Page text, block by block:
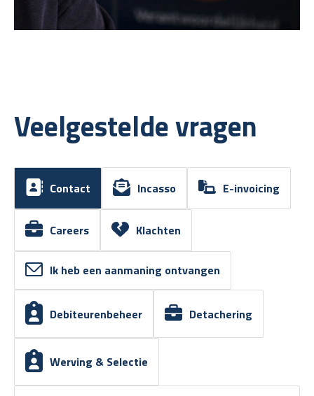
Veelgestelde vragen
Contact Incasso E-invoicing
Careers Klachten
Ik heb een aanmaning ontvangen
Debiteurenbeheer Detachering
Werving & Selectie